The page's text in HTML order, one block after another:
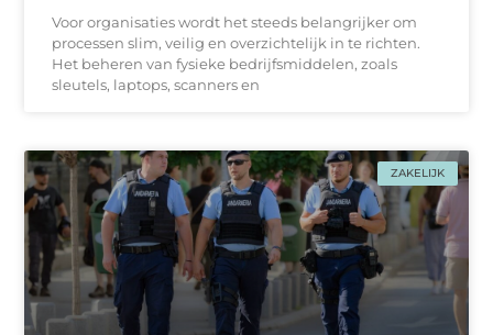
Voor organisaties wordt het steeds belangrijker om
processen slim, veilig en overzichtelijk in te richten.
Het beheren van fysieke bedrijfsmiddelen, zoals
sleutels, laptops, scanners en
ZAKELIJK